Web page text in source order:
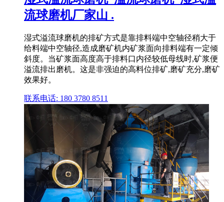
流球磨机厂家山 .
湿式溢流球磨机的排矿方式是靠排料端中空轴径稍大于
给料端中空轴径,造成磨矿机内矿浆面向排料端有一定倾
斜度。当矿浆面高度高于排料口内径较低母线时,矿浆便
溢流排出磨机。这是非强迫的高料位排矿,磨矿充分,磨矿
效果好。
联系电话: 180 3780 8511